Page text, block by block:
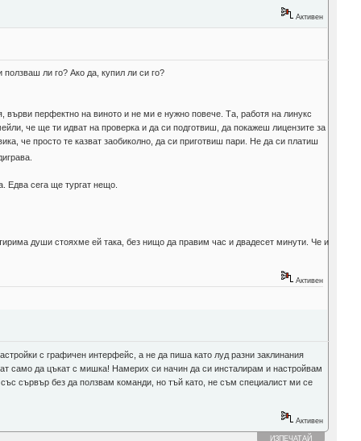
Активен
ли го? Ако да, купил ли си го?
перфектно на виното и не ми е нужно повече. Та, работя на линукс
че ще ти идват на проверка и да си подготвиш, да покажеш лицензите за
че просто те казват заобиколно, да си приготвиш пари. Не да си платиш
Едва сега ще тургат нещо.
души стояхме ей така, без нищо да правим час и двадесет минути. Че и
Активен
с графичен интерфейс, а не да пиша като луд разни заклинания
само да цъкат с мишка! Намерих си начин да си инсталирам и настройвам
сървър без да ползвам команди, но тъй като, не съм специалист ми се
Активен
ИЗПЕЧАТАЙ